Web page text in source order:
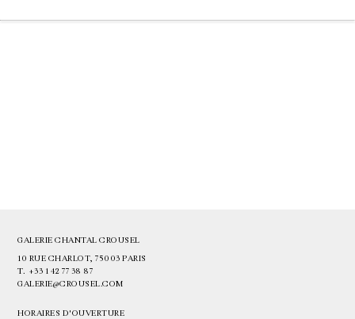
GALERIE CHANTAL CROUSEL
10 RUE CHARLOT, 75003 PARIS
T. +33 1 42 77 38 87
GALERIE@CROUSEL.COM
HORAIRES D'OUVERTURE